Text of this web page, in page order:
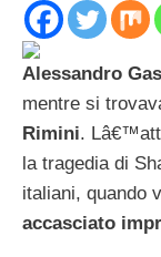
Alessandro
mentre si
Rimini.
la tragedia di
italiani, quando
accasciato